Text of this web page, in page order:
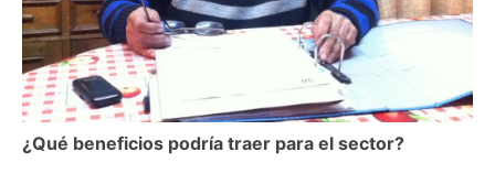
¿Qué beneficios podría traer para el sector?